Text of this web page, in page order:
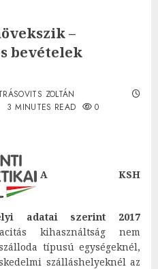
–
bevételek
ZOLTÁN
3 MINUTES READ 0
A KSH
adatai szerint 2017
kihasználtság nem
típusú egységeknél,
szálláshelyeknél az